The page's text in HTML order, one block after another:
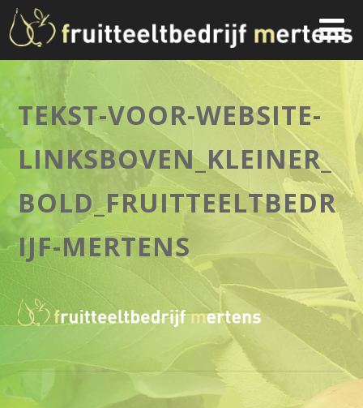
TEKST-VOOR-WEBSITE-
LINKSBOVEN_KLEINER_
BOLD_FRUITTEELTBEDR
IJF-MERTENS